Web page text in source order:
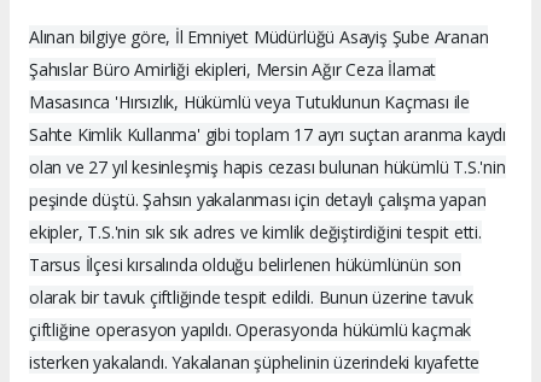
Alınan bilgiye göre, İl Emniyet Müdürlüğü Asayiş Şube Aranan
Şahıslar Büro Amirliği ekipleri, Mersin Ağır Ceza İlamat
Masasınca 'Hırsızlık, Hükümlü veya Tutuklunun Kaçması ile
Sahte Kimlik Kullanma' gibi toplam 17 ayrı suçtan aranma kaydı
olan ve 27 yıl kesinleşmiş hapis cezası bulunan hükümlü T.S.'nin
peşinde düştü. Şahsın yakalanması için detaylı çalışma yapan
ekipler, T.S.'nin sık sık adres ve kimlik değiştirdiğini tespit etti.
Tarsus İlçesi kırsalında olduğu belirlenen hükümlünün son
olarak bir tavuk çiftliğinde tespit edildi. Bunun üzerine tavuk
çiftliğine operasyon yapıldı. Operasyonda hükümlü kaçmak
isterken yakalandı. Yakalanan şüphelinin üzerindeki kıyafette